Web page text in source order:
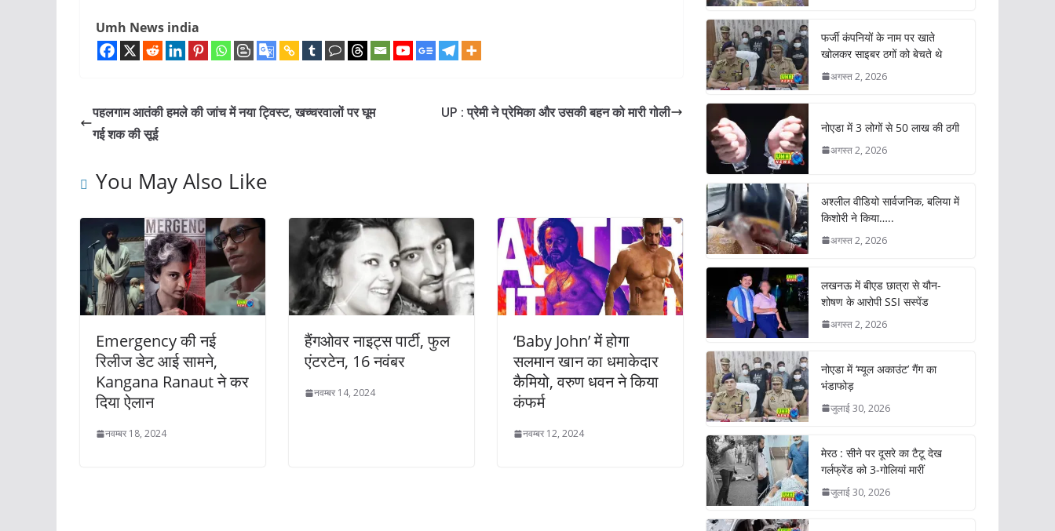
Umh News india
पहलगाम आतंकी हमले की जांच में नया ट्विस्ट, खच्चरवालों पर घूम
गई शक की सूई
UP : प्रेमी ने प्रेमिका और उसकी बहन को मारी गोली
You May Also Like
Emergency की नई
रिलीज डेट आई सामने,
Kangana Ranaut ने कर
दिया ऐलान
नवम्बर 18, 2024
हैंगओवर नाइट्स पार्टी, फुल
एंटरटेन, 16 नवंबर
नवम्बर 14, 2024
‘Baby John’ में होगा
सलमान खान का धमाकेदार
कैमियो, वरुण धवन ने किया
कंफर्म
नवम्बर 12, 2024
फर्जी कंपनियों के नाम पर खाते
खोलकर साइबर ठगों को बेचते थे
अगस्त 2, 2026
नोएडा में 3 लोगों से 50 लाख की ठगी
अगस्त 2, 2026
अश्लील वीडियो सार्वजनिक, बलिया में
किशोरी ने किया…..
अगस्त 2, 2026
लखनऊ में बीएड छात्रा से यौन-
शोषण के आरोपी SSI सस्पेंड
अगस्त 2, 2026
नोएडा में ‘म्यूल अकाउंट’ गैंग का
भंडाफोड़
जुलाई 30, 2026
मेरठ : सीने पर दूसरे का टैटू देख
गर्लफ्रेंड को 3-गोलियां मारीं
जुलाई 30, 2026